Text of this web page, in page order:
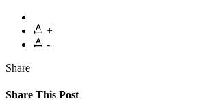
+
-
Share
Share This Post